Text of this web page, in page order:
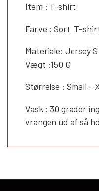
Item : T-shirt
Farve : Sort T-
Materiale: Jersey
Vægt :150 G
Størrelse : Small -
Vask : 30 grader
vrangen ud af så